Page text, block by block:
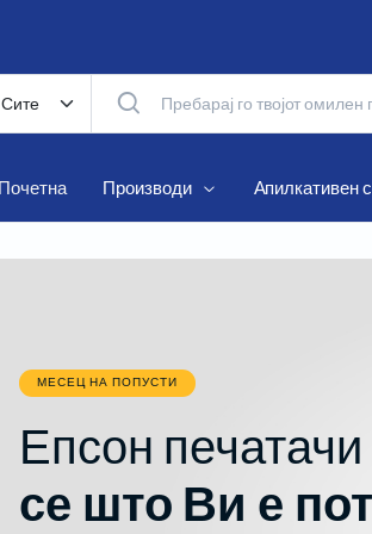
Почетна Производи Апилкативен
МЕСЕЦ НА ПОПУСТИ
Епсон печатачи
се што Ви е